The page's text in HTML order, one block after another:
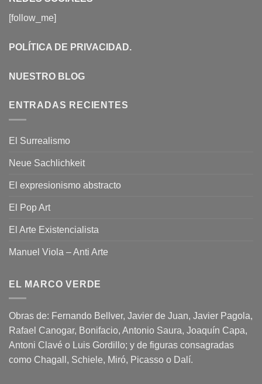
[follow_me]
POLÍTICA DE PRIVACIDAD.
NUESTRO BLOG
ENTRADAS RECIENTES
El Surrealismo
Neue Sachlichkeit
El expresionismo abstracto
El Pop Art
El Arte Existencialista
Manuel Viola – Anti Arte
EL MARCO VERDE
Obras de: Fernando Bellver, Javier de Juan, Javier Pagola,
Rafael Canogar, Bonifacio, Antonio Saura, Joaquín Capa,
Antoni Clavé o Luis Gordillo; y de figuras consagradas
como Chagall, Schiele, Miró, Picasso o Dalí.